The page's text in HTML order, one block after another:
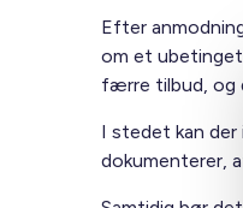
Efter
om et ubetinget
færre tilbud, og
I stedet kan
dokumenterer,